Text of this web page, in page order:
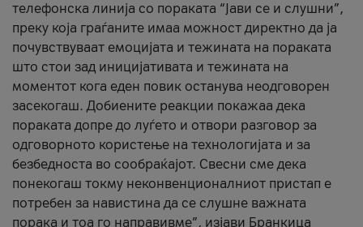
телефонска линија со пораката “Јави се и слушни”,
преку која граѓаните имаа можност директно да ја
почувствуваат емоцијата и тежината на пораката
што стои зад иницијативата и тежината на
моментот кога еден повик останува неодговорен
засекогаш. Добиените реакции покажаа дека
пораката допре до луѓето и отвори разговор за
одговорното користење на технологијата и за
безбедноста во сообраќајот. Свесни сме дека
понекогаш токму неконвенционалниот пристап е
потребен за навистина да се слушне важната
порака и тоа го направивме”, изјави Бранкица